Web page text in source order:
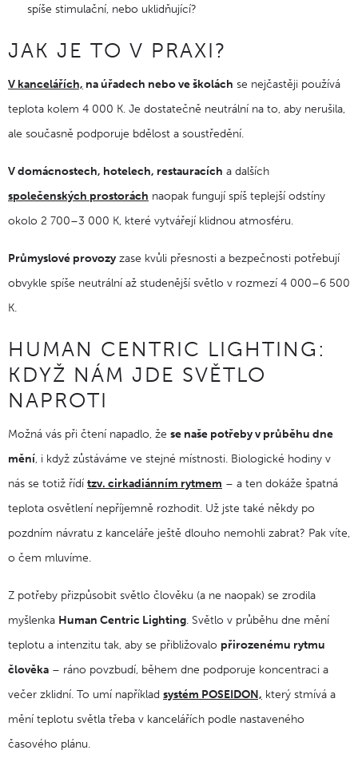
spíše stimulační, nebo uklidňující?
JAK JE TO V PRAXI?
V kancelářích, na úřadech nebo ve školách se nejčastěji používá
teplota kolem 4 000 K. Je dostatečně neutrální na to, aby nerušila,
ale současně podporuje bdělost a soustředění.
V domácnostech, hotelech, restauracích a dalších
společenských prostorách naopak fungují spíš teplejší odstíny
okolo 2 700–3 000 K, které vytvářejí klidnou atmosféru.
Průmyslové provozy zase kvůli přesnosti a bezpečnosti potřebují
obvykle spíše neutrální až studenější světlo v rozmezí 4 000–6 500
K.
HUMAN CENTRIC LIGHTING:
KDYŽ NÁM JDE SVĚTLO
NAPROTI
Možná vás při čtení napadlo, že se naše potřeby v průběhu dne
mění, i když zůstáváme ve stejné místnosti. Biologické hodiny v
nás se totiž řídí tzv. cirkadiánním rytmem – a ten dokáže špatná
teplota osvětlení nepříjemně rozhodit. Už jste také někdy po
pozdním návratu z kanceláře ještě dlouho nemohli zabrat? Pak víte,
o čem mluvíme.
Z potřeby přizpůsobit světlo člověku (a ne naopak) se zrodila
myšlenka Human Centric Lighting. Světlo v průběhu dne mění
teplotu a intenzitu tak, aby se přibližovalo přirozenému rytmu
člověka – ráno povzbudí, během dne podporuje koncentraci a
večer zklidní. To umí například systém POSEIDON, který stmívá a
mění teplotu světla třeba v kancelářích podle nastaveného
časového plánu.